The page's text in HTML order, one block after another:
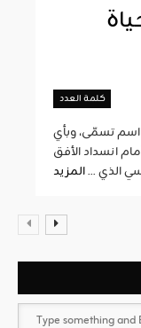
كلمة العدد
اسم تسمّى، وبأي
انسداد الأفق
الذي ...